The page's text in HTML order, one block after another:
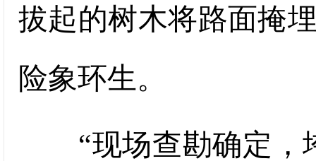
拔起的树木将路面掩
险象环生。
“现场查勘确定，